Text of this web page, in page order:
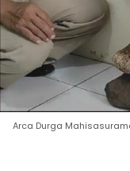
Arca Durga